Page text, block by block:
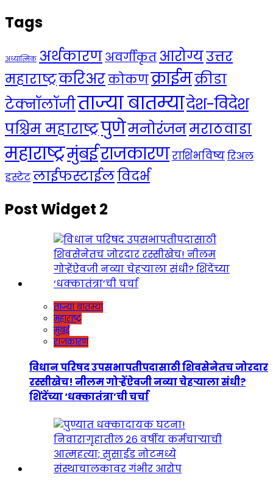
Tags
अध्यात्मिक अर्थकारणअवर्गीकृत आरोग्यउत्तर
महाराष्ट्रकरिअरकोकणक्राईमक्रीडा
टेक्नॉलॉजीताज्या बातम्यादेश-विदेश
पश्चिम महाराष्ट्रपुणेमनोरंजनमराठवाडा
महाराष्ट्रमुंबईराजकारणराशिभविष्यरिअल
इस्टेटलाईफस्टाईलविदर्भ
Post Widget 2
ताज्या बातम्या
महाराष्ट्र
मुंबई
राजकारण
विधान परिषद उपसभापतीपदासाठी शिवसेनेतच जोरदार
रस्सीखेच! नीलम गोऱ्हेंऐवजी नव्या चेहऱ्याला संधी?
शिंदेंच्या ‘धक्कातंत्रा’ची चर्चा